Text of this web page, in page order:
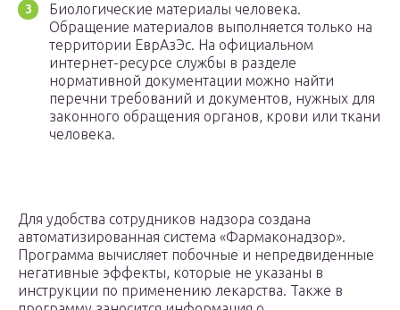
Биологические материалы человека.
Обращение материалов выполняется только на
территории ЕврАзЭс. На официальном
интернет-ресурсе службы в разделе
нормативной документации можно найти
перечни требований и документов, нужных для
законного обращения органов, крови или ткани
человека.
Для удобства сотрудников надзора создана
автоматизированная система «Фармаконадзор».
Программа вычисляет побочные и непредвиденные
негативные эффекты, которые не указаны в
инструкции по применению лекарства. Также в